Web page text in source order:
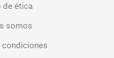
de ética
somos
condiciones